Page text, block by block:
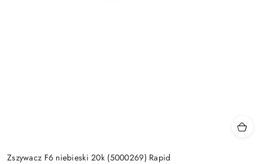
Zszywacz F6 niebieski 20k (5000269) Rapid